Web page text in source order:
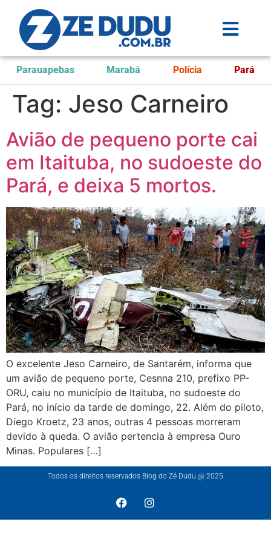
Parauapebas Marabá Polícia Pará
Tag: Jeso Carneiro
Avião de pequeno porte cai
em Itaituba, no sudoeste do
Pará, e deixa 5 mortos.
O excelente Jeso Carneiro, de Santarém, informa que
um avião de pequeno porte, Cesnna 210, prefixo PP-
ORU, caiu no município de Itaituba, no sudoeste do
Pará, no início da tarde de domingo, 22. Além do piloto,
Diego Kroetz, 23 anos, outras 4 pessoas morreram
devido à queda. O avião pertencia à empresa Ouro
Minas. Populares […]
Todos os direitos reservados Blog do Zé Dudu @ 2025